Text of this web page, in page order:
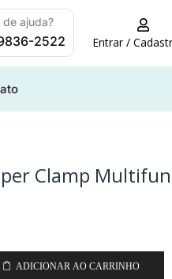
de ajuda?
2522 Entrar /
Clamp
ADICIONAR AO CARRINHO